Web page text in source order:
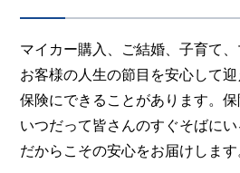
マイカー購入、ご結婚、子育て
お客様の人生の節目を安心して迎
保険にできることがあります。保
いつだって皆さんのすぐそばに
だからこその安心をお届けします